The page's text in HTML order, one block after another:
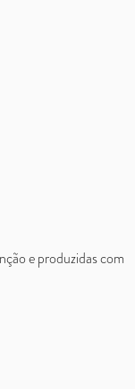
e produzidas com